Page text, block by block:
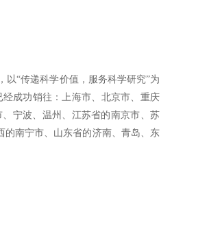
“传递科学价值，服务科学研究”为
成功销往：上海市、北京市、重庆
宁波、温州、江苏省的南京市、苏
的南宁市、山东省的济南、青岛、东